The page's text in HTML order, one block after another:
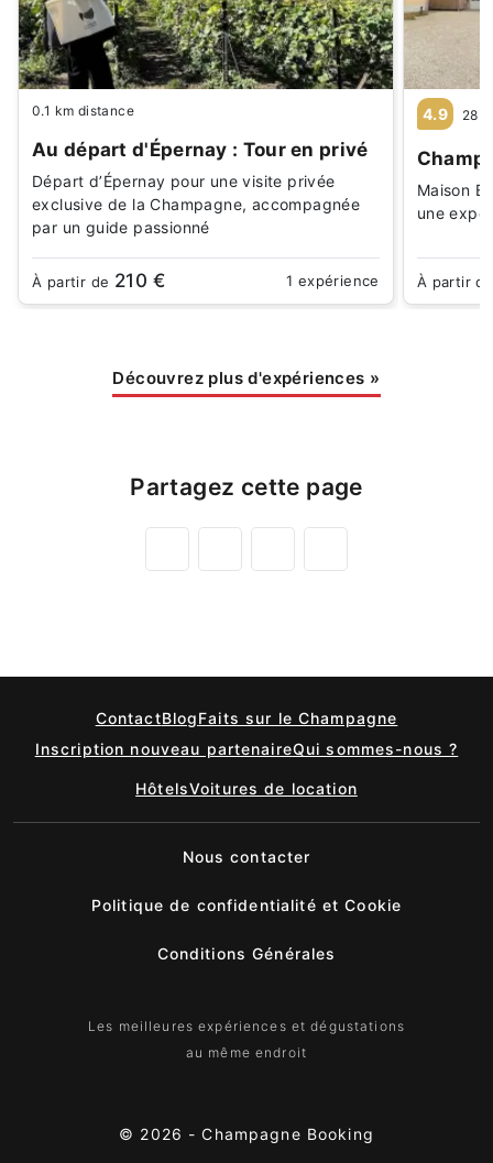
0.1 km distance
Au départ d'Épernay : Tour en privé
Départ d’Épernay pour une visite privée
exclusive de la Champagne, accompagnée
par un guide passionné
À partir de 210 € 1 expérience
4.9 28
Maison
une
À partir
Découvrez plus d'expériences »
Partagez cette page
ContactBlogFaits sur le Champagne
Inscription nouveau partenaireQui sommes-nous ?
HôtelsVoitures de location
Nous contacter
Politique de confidentialité et Cookie
Conditions Générales
Les meilleures expériences et dégustations
au même endroit
© 2026 -Champagne Booking